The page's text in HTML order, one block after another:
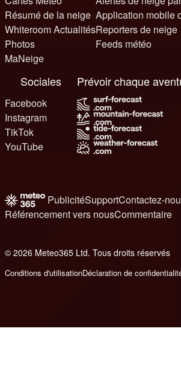
Résumé de la neige
Whiteroom Actualités
Photos
MaNeige
Application mobile
Reporters de neige
Feeds météo
Sociales
Facebook
Instagram
TikTok
YouTube
Prévoir chaque
PublicitéSupportContactez-
Référencement vers nousCommentaire
© 2026 Meteo365 Ltd. Tous droits réservés
Conditions d'utilisationDéclaration de